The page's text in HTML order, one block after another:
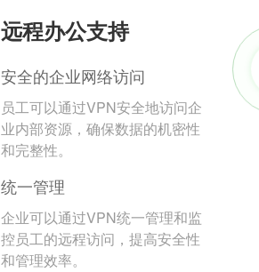
远程办公支持
安全的企业网络访问
员工可以通过VPN安全地访问企
业内部资源，确保数据的机密性
和完整性。
统一管理
企业可以通过VPN统一管理和监
控员工的远程访问，提高安全性
和管理效率。